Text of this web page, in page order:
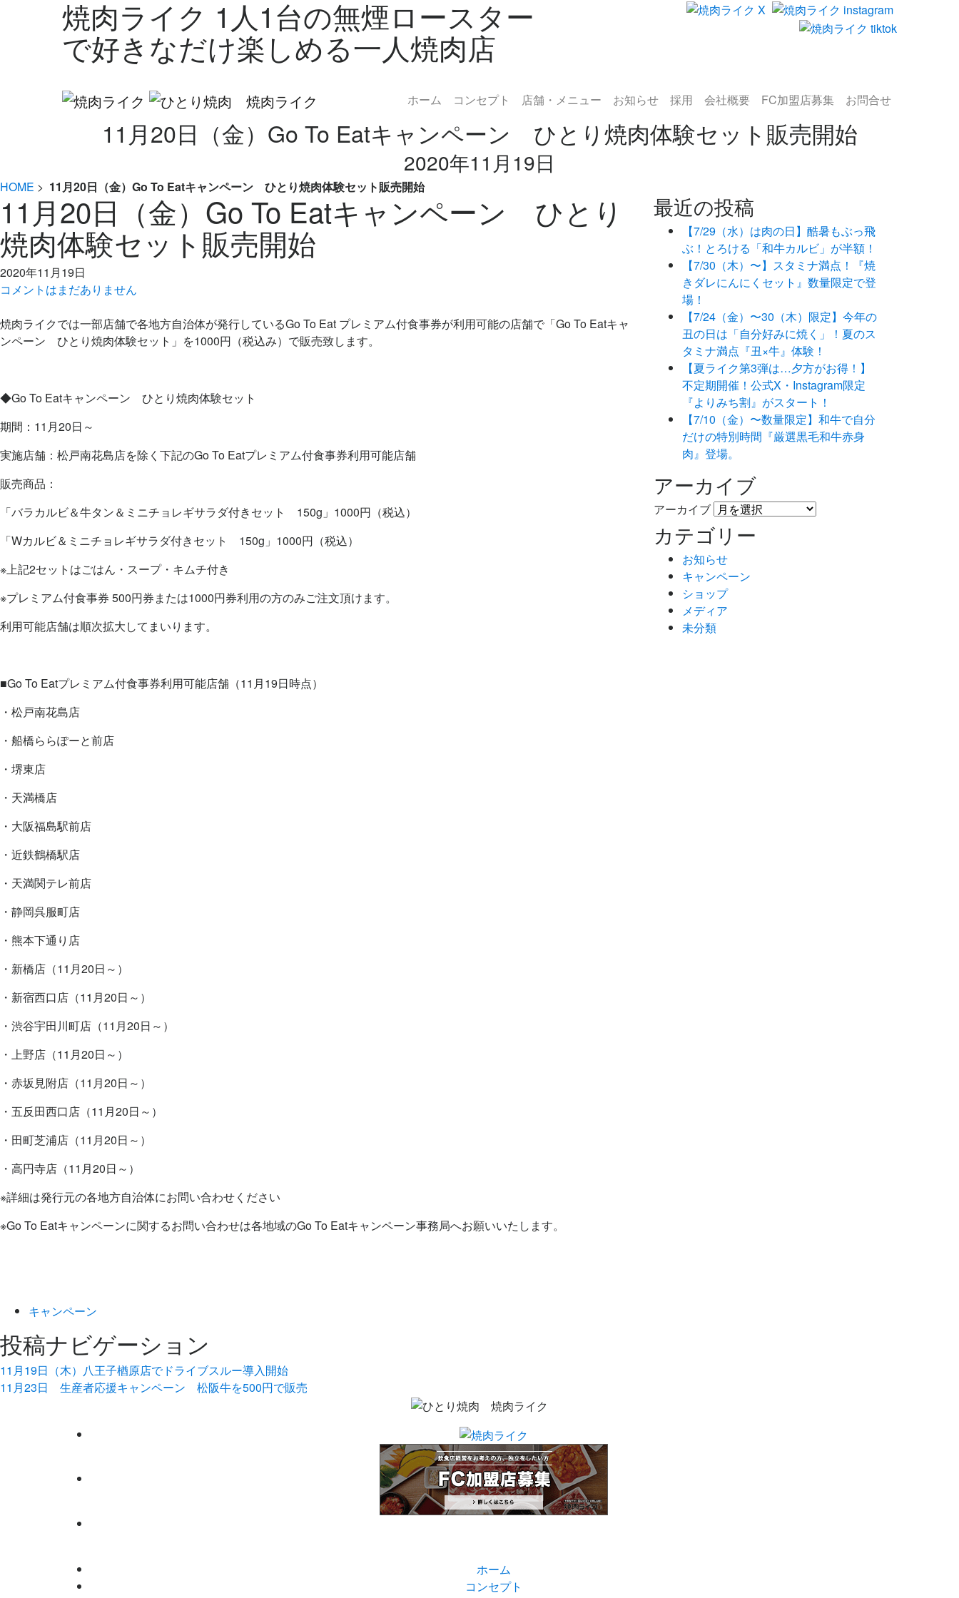
焼肉ライク 1人1台の無煙ロースター
で好きなだけ楽しめる一人焼肉店
ホーム コンセプト 店舗・メニュー お知らせ 採用 会社概要 FC加盟店募集 お問合せ
11月20日（金）Go To Eatキャンペーン ひとり焼肉体験セット販売開始
2020年11月19日
HOME > 11月20日（金）Go To Eatキャンペーン ひとり焼肉体験セット販売開始
11月20日（金）Go To Eatキャンペーン ひとり
焼肉体験セット販売開始
2020年11月19日
コメントはまだありません
焼肉ライクでは一部店舗で各地方自治体が発行しているGo To Eat プレミアム付食事券が利用可能の店舗で「Go To Eatキャ
ンペーン ひとり焼肉体験セット」を1000円（税込み）で販売致します。
◆Go To Eatキャンペーン ひとり焼肉体験セット
期間：11月20日～
実施店舗：松戸南花島店を除く下記のGo To Eatプレミアム付食事券利用可能店舗
販売商品：
「バラカルビ＆牛タン＆ミニチョレギサラダ付きセット 150g」1000円（税込）
「Wカルビ＆ミニチョレギサラダ付きセット 150g」1000円（税込）
※上記2セットはごはん・スープ・キムチ付き
※プレミアム付食事券 500円券または1000円券利用の方のみご注文頂けます。
利用可能店舗は順次拡大してまいります。
■Go To Eatプレミアム付食事券利用可能店舗（11月19日時点）
・松戸南花島店
・船橋ららぽーと前店
・堺東店
・天満橋店
・大阪福島駅前店
・近鉄鶴橋駅店
・天満関テレ前店
・静岡呉服町店
・熊本下通り店
・新橋店（11月20日～）
・新宿西口店（11月20日～）
・渋谷宇田川町店（11月20日～）
・上野店（11月20日～）
・赤坂見附店（11月20日～）
・五反田西口店（11月20日～）
・田町芝浦店（11月20日～）
・高円寺店（11月20日～）
※詳細は発行元の各地方自治体にお問い合わせください
※Go To Eatキャンペーンに関するお問い合わせは各地域のGo To Eatキャンペーン事務局へお願いいたします。
キャンペーン
投稿ナビゲーション
11月19日（木）八王子楢原店でドライブスルー導入開始
11月23日 生産者応援キャンペーン 松阪牛を500円で販売
最近の投稿
【7/29（水）は肉の日】酷暑もぶっ飛
ぶ！とろける「和牛カルビ」が半額！
【7/30（木）〜】スタミナ満点！『焼
きダレにんにくセット』数量限定で登
場！
【7/24（金）〜30（木）限定】今年の
丑の日は「自分好みに焼く」！夏のス
タミナ満点『丑×牛』体験！
【夏ライク第3弾は…夕方がお得！】
不定期開催！公式X・Instagram限定
『よりみち割』がスタート！
【7/10（金）〜数量限定】和牛で自分
だけの特別時間『厳選黒毛和牛赤身
肉』登場。
アーカイブ
アーカイブ
カテゴリー
お知らせ
キャンペーン
ショップ
メディア
未分類
ホーム
コンセプト